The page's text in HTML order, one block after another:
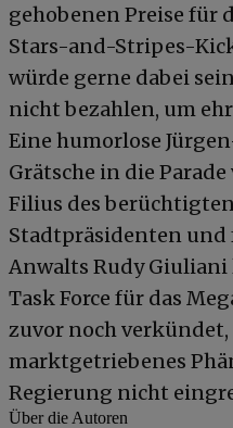
gehobenen Preise für
Stars-and-Stripes-
würde gerne dabei
nicht bezahlen, um
Eine humorlose
Grätsche in die
Filius des
Stadtpräsidenten
Anwalts Rudy
Task Force für das
zuvor noch verkündet,
marktgetriebenes
Regierung nicht
Über die Autoren